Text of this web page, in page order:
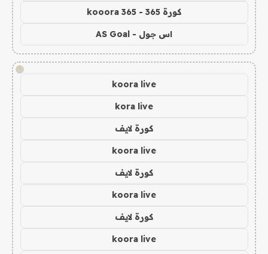
كورة 365 - kooora 365
اس جول - AS Goal
!
koora live
kora live
كورة لايف
koora live
كورة لايف
koora live
كورة لايف
koora live